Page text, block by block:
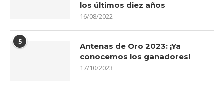
los últimos diez años
16/08/2022
5
Antenas de Oro 2023: ¡Ya
conocemos los ganadores!
17/10/2023